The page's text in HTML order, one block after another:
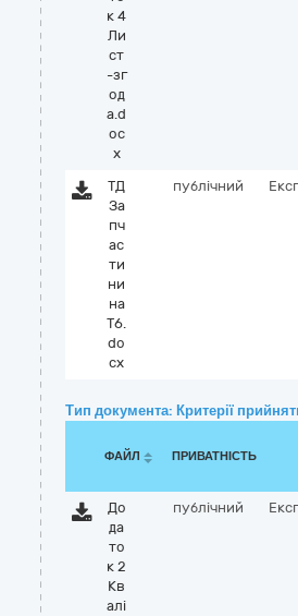
к 4
Ли
ст
-зг
од
а.d
oc
x
ТД
За
пч
ас
ти
ни
на
Т6.
do
cx
публічний
Тип документа: Критерії
ФАЙЛ ПРИВАТНІСТЬ
До
да
то
к 2
Кв
алі
публічний